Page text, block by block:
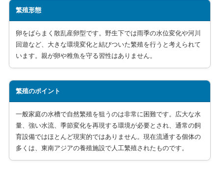
繁殖形態
卵をばらまく散乱産卵型です。野生下では雨季の水位変化や河川
回遊など、大きな環境変化と結びついた繁殖を行うと考えられて
います。親が卵や稚魚を守る習性はありません。
繁殖のポイント
一般家庭の水槽で自然繁殖を狙うのは非常に困難です。広大な水
量、強い水流、季節変化を再現する環境が必要とされ、通常の飼
育設備ではほとんど現実的ではありません。現在流通する個体の
多くは、東南アジアの養殖施設で人工繁殖されたものです。